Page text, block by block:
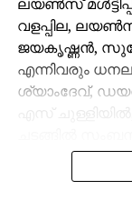
വളപ്പില,
ജയകൃഷ്ണന്‍,
എന്നിവരും
ശ്യാംദേവ്,
216
വിവാഹം,